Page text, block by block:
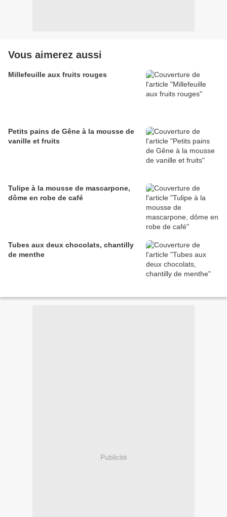
Vous aimerez aussi
Millefeuille aux fruits rouges
Petits pains de Gêne à la mousse de
vanille et fruits
Tulipe à la mousse de mascarpone,
dôme en robe de café
Tubes aux deux chocolats, chantilly
de menthe
Publicité